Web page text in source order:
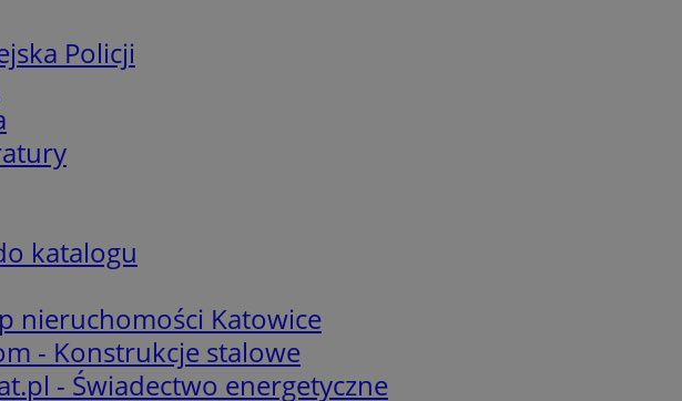
Policji
katalogu
nieruchomości Katowice
- Konstrukcje stalowe
- Świadectwo energetyczne